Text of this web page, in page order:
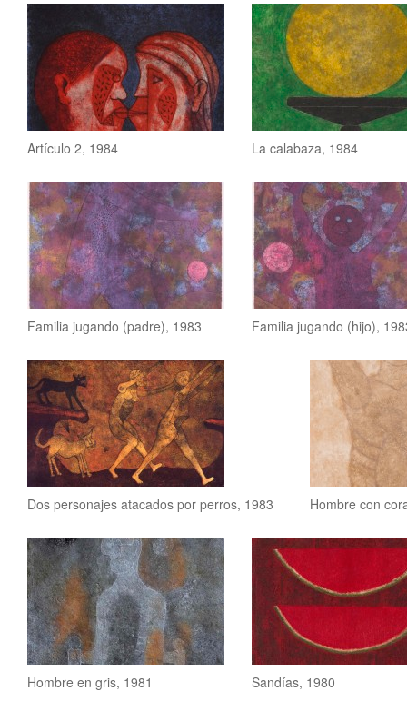
Artículo 2, 1984 La calabaza, 1984
Familia jugando (padre), 1983 Familia jugando (hijo),
Dos personajes atacados por perros, 1983 Hombre con
Hombre en gris, 1981 Sandías, 1980